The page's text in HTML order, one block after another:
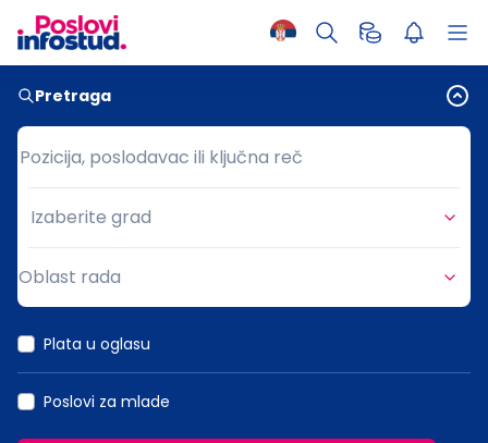
Pretraga
Pozicija, poslodavac ili ključna reč
Pozicija, poslodavac ili ključna reč
Grad
Izaberite grad
Oblast rada
Plata u oglasu
Poslovi za mlade